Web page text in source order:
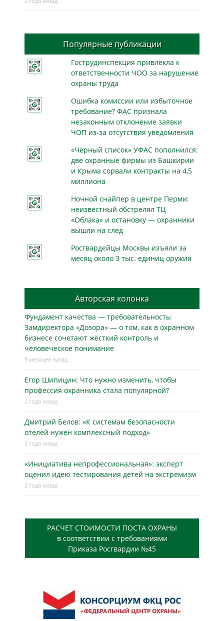
Популярные публикации
Гострудинспекция привлекла к
ответственности ЧОО за нарушение
охраны труда
Ошибка комиссии или избыточное
требование? ФАС признала
незаконным отклонение заявки
ЧОП из-за отсутствия уведомления
«Чёрный список» УФАС пополнился:
две охранные фирмы из Башкирии
и Крыма сорвали контракты на 4,5
миллиона
Ночной снайпер в центре Перми:
неизвестный обстрелял ТЦ
«Облака» и остановку — охранники
вышли на след
Росгвардейцы Москвы изъяли за
месяц около 3 тыс. единиц оружия
Авторская колонка
Фундамент качества — требовательность:
Замдиректора «Дозора» — о том, как в охранном
бизнесe сочетают жёсткий контроль и
человеческое понимание
9 месяцев назад
Егор Шипицин: Что нужно изменить, чтобы
профессия охранника стала популярной?
2 года назад
Дмитрий Белов: «К системам безопасности
отелей нужен комплексный подход»
2 года назад
«Инициатива непрофессиональная»: эксперт
оценил идею тестирования детей на экстремизм
2 года назад
РАСЧЕТ СТОИМОСТИ ПОСТА ОХРАНЫ
в соответствии с требованиями
Приказа Росгвардии №45